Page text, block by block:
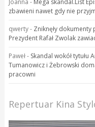
Joanna - Mega skandal.List
zbawieni nawet gdy nie
qwerty- Zniknęły
Prezydent Rafał Zwolak
Paweł- Skandal wokół
Tumanowicz i Żebrowski
pracowni
Repertuar Kina